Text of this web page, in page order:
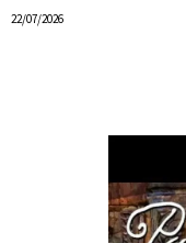
22/07/2026